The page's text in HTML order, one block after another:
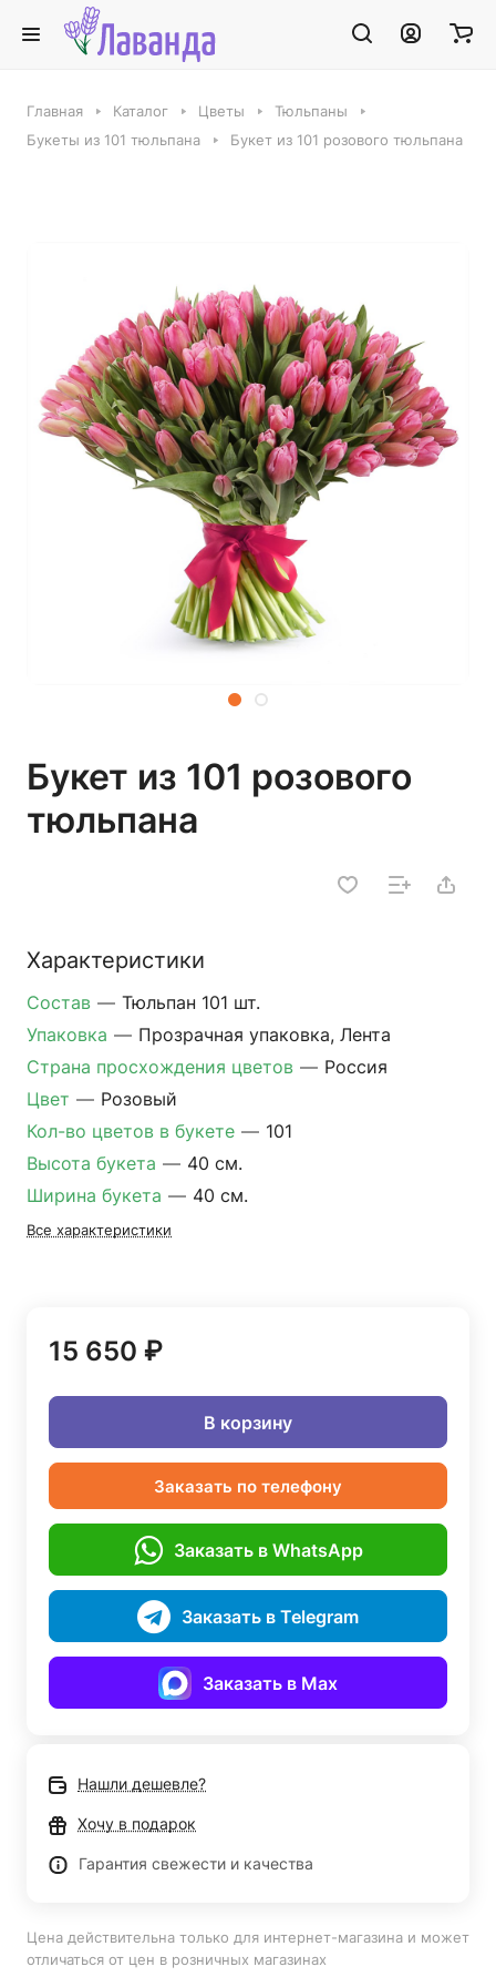
Главная Каталог Цветы
Тюльпаны
Букеты из 101 тюльпана
Букет из 101 розового тюльпана
Букет из 101 розового
тюльпана
Характеристики
Состав — Тюльпан 101 шт.
Упаковка — Прозрачная упаковка, Лента
Страна просхождения цветов — Россия
Цвет — Розовый
Кол-во цветов в букете — 101
Высота букета — 40 см.
Ширина букета — 40 см.
Все характеристики
15 650 ₽
В корзину
Заказать по телефону
Заказать в WhatsApp
Заказать в Telegram
Заказать в Max
Нашли дешевле?
Хочу в подарок
Гарантия свежести и качества
Цена действительна только для интернет-магазина и может
отличаться от цен в розничных магазинах